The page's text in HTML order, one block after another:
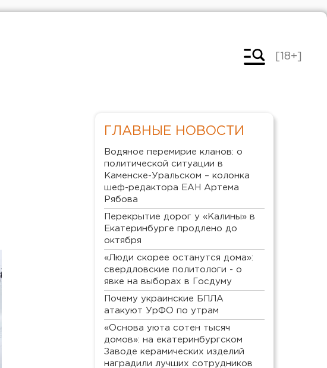
[18+]
ГЛАВНЫЕ НОВОСТИ
Водяное перемирие кланов: о
политической ситуации в
Каменске-Уральском – колонка
шеф-редактора ЕАН Артема
Рябова
Перекрытие дорог у «Калины» в
Екатеринбурге продлено до
октября
«Люди скорее останутся дома»:
свердловские политологи - о
явке на выборах в Госдуму
Почему украинские БПЛА
атакуют УрФО по утрам
«Основа уюта сотен тысяч
домов»: на екатеринбургском
Заводе керамических изделий
наградили лучших сотрудников